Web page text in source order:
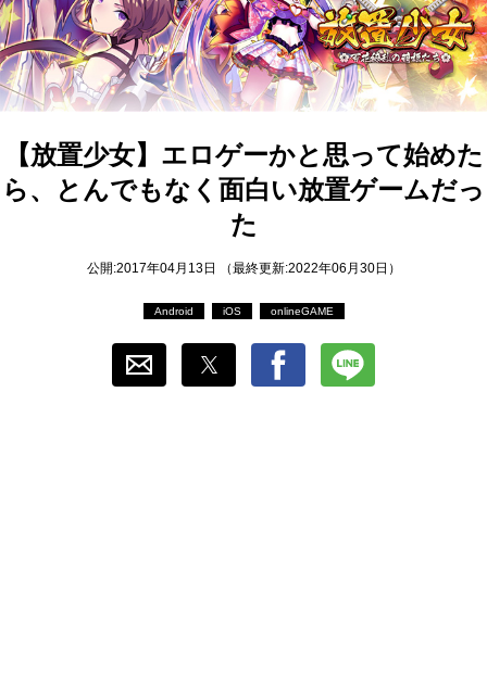
パズル/クイズ
ノベル
おすすめ
ゲーム自動化
【放置少女】エロゲーかと思って始めた
ら、とんでもなく面白い放置ゲームだっ
た
公開:2017年04月13日 （最終更新:2022年06月30日）
Android iOS onlineGAME